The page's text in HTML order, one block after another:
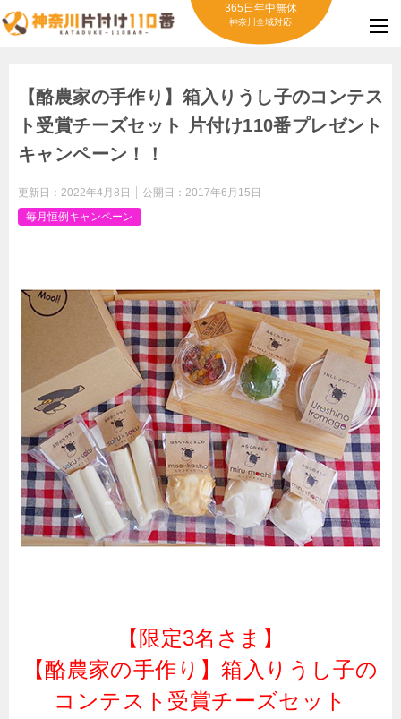
365日年中無休
神奈川全域対応
【酪農家の手作り】箱入りうし子のコンテス
ト受賞チーズセット 片付け110番プレゼント
キャンペーン！！
更新日： 2022年4月8日 公開日： 2017年6月15日
毎月恒例キャンペーン
【限定3名さま】
【酪農家の手作り】箱入りうし子の
コンテスト受賞チーズセット